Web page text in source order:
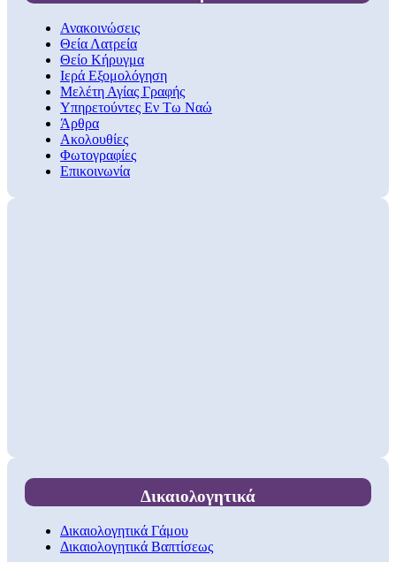
Ανακοινώσεις
Θεία Λατρεία
Θείο Κήρυγμα
Ιερά Εξομολόγηση
Μελέτη Αγίας Γραφής
Υπηρετούντες Εν Τω Ναώ
Άρθρα
Ακολουθίες
Φωτογραφίες
Επικοινωνία
Δικαιολογητικά
Δικαιολογητικά Γάμου
Δικαιολογητικά Βαπτίσεως